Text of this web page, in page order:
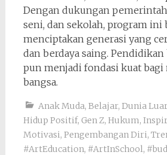
Dengan dukungan
seni, dan sekolah, program ini
menciptakan generasi yang
dan berdaya saing.
pun menjadi fondasi kuat bagi
bangsa.
Anak Muda, Belajar, Dunia Luar
Hidup Positif, Gen Z, Hukum,
Motivasi, Pengembangan Diri,
#ArtEducation, #ArtInSchool,